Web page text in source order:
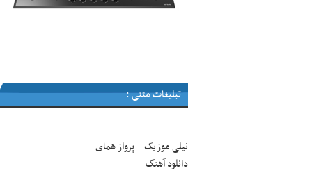
تبلیغات متنی :
نیلی موزیک–پرواز همای
دانلود آهنگ